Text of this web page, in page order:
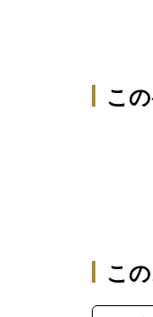
こ
こ